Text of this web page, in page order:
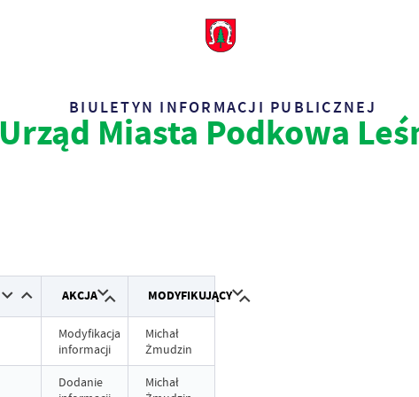
BIULETYN INFORMACJI PUBLICZNEJ
Urząd Miasta Podkowa
AKCJA MODYFIKUJĄCY
Modyfikacja
informacji
Michał
Żmudzin
Dodanie
Michał